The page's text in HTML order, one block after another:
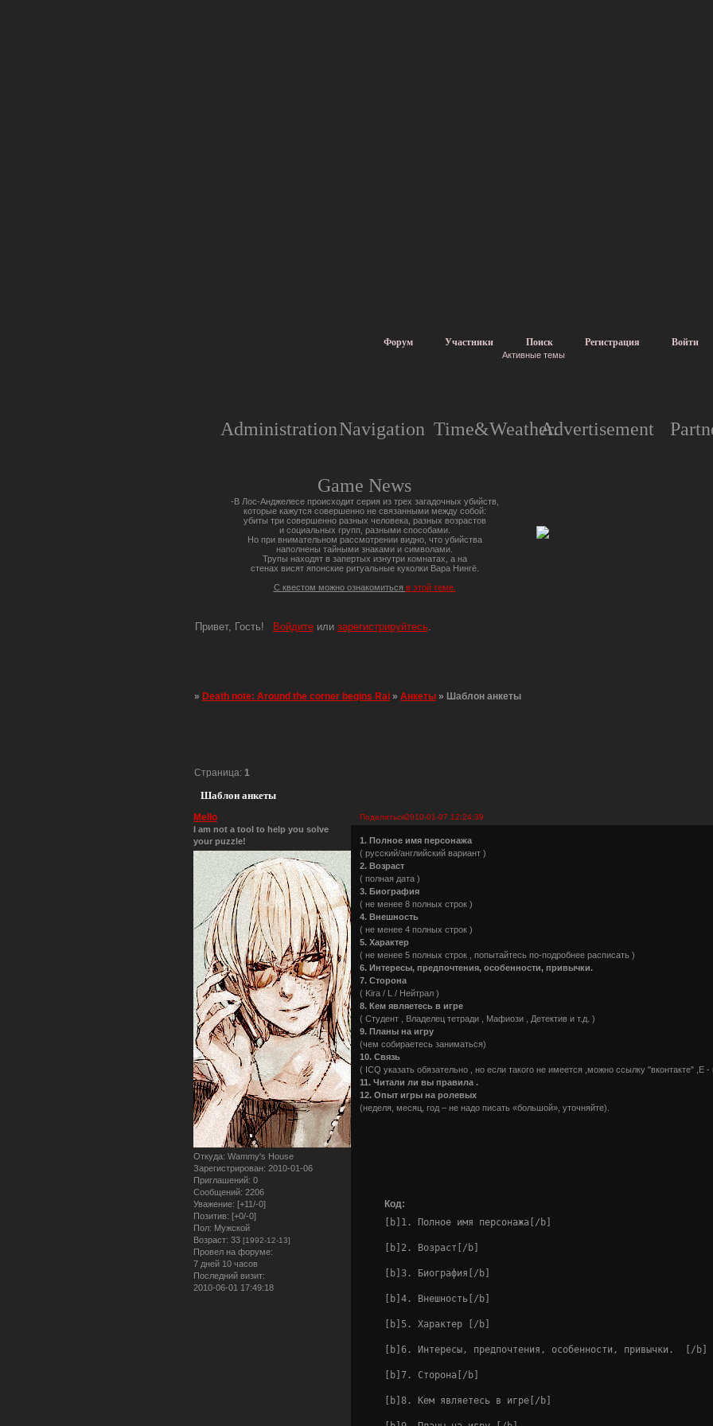
Форум Участники Поиск Регистрация Войти
Активные темы
AdministrationNavigation Time&Weather.Advertisement
Game News
-В Лос-Анджелесе происходит серия из трех загадочных убийств,
которые кажутся совершенно не связанными между собой:
убиты три совершенно разных человека, разных возрастов
и социальных групп, разными способами.
Но при внимательном рассмотрении видно, что убийства
наполнены тайными знаками и символами.
Трупы находят в запертых изнутри комнатах, а на
стенах висят японские ритуальные куколки Вара Нингё.
С квестом можно ознакомиться в этой теме.
Привет, Гость! Войдитеили зарегистрируйтесь.
»Death note: Around the corner begins Rai »Анкеты » Шаблон анкеты
Шаблон анкеты
Страница: 1
Поделиться2010-01-07 12:24:39
Mello
I am not a tool to help you solve
your puzzle!
Откуда: Wammy's House
Зарегистрирован: 2010-01-06
Приглашений: 0
Сообщений: 2206
Уважение: [+11/-0]
Позитив: [+0/-0]
Пол: Мужской
Возраст: 33 [1992-12-13]
Провел на форуме:
7 дней 10 часов
Последний визит:
2010-06-01 17:49:18
1. Полное имя персонажа
( русский/английский вариант )
2. Возраст
( полная дата )
3. Биография
( не менее 8 полных строк )
4. Внешность
( не менее 4 полных строк )
5. Характер
( не менее 5 полных строк , попытайтесь по-подробнее расписать )
6. Интересы, предпочтения, особенности, привычки.
7. Сторона
( Kira / L / Нейтрал )
8. Кем являетесь в игре
( Студент , Владелец тетради , Мафиози , Детектив и т.д. )
9. Планы на игру
(чем собираетесь заниматься)
10. Связь
( ICQ указать обязательно , но если такого не имеется ,можно ссылку "вконтакте" ,E -
11. Читали ли вы правила .
12. Опыт игры на ролевых
(неделя, месяц, год – не надо писать «большой», уточняйте).
Код:
[b]1. Полное имя персонажа[/b]
[b]2. Возраст[/b]
[b]3. Биография[/b]
[b]4. Внешность[/b]
[b]5. Характер [/b]
[b]6. Интересы, предпочтения, особенности, привычки.  [/b]
[b]7. Сторона[/b]
[b]8. Кем являетесь в игре[/b]